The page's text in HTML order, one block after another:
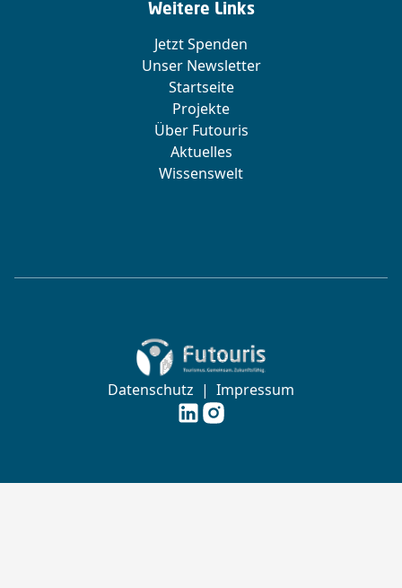
Weitere Links
Jetzt Spenden
Unser Newsletter
Startseite
Projekte
Über Futouris
Aktuelles
Wissenswelt
Zur Startseite von Futouris e.V.
Datenschutz | Impressum